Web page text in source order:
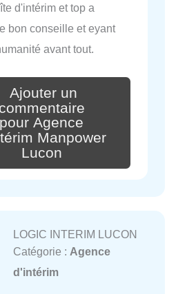
d'intérim et top a
bon conseille et eyant
avant tout.
Ajouter un
commentaire
pour Agence
Manpower
Lucon
LOGIC INTERIM LUCON
Catégorie : Agence
d'intérim